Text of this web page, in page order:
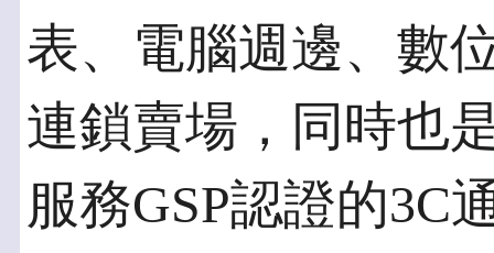
表、電腦週邊、數
連鎖賣場，同時也
服務GSP認證的3C